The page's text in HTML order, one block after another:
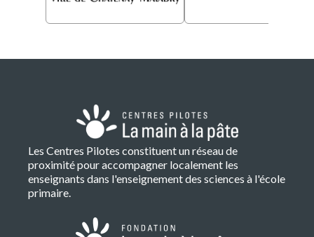
Les Centres Pilotes constituent un réseau de
proximité pour accompagner localement les
enseignants dans l'enseignement des sciences à l'école
primaire.